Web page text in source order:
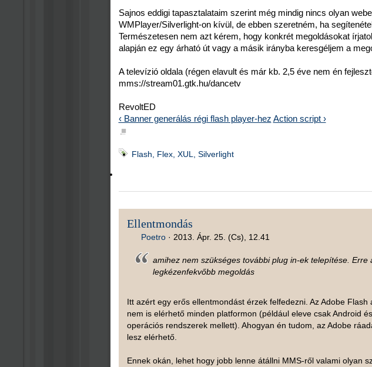
Sajnos eddigi tapasztalataim szerint még mindig nincs olyan
WMPlayer/Silverlight-on kívül, de ebben szeretném, ha
Természetesen nem azt kérem, hogy konkrét megoldásokat
alapján ez egy árható út vagy a másik irányba keresgéljem a
A televízió oldala (régen elavult és már kb. 2,5 éve nem én
mms://stream01.gtk.hu/dancetv
RevoltED
‹ Banner generálás régi flash player-hez Action script ›
■
Flash, Flex, XUL, Silverlight
Ellentmondás
Poetro· 2013. Ápr. 25. (Cs), 12.41
amihez nem szükséges további plug in-ek telepítése.
legkézenfekvőbb megoldás
Itt azért egy erős ellentmondást érzek felfedezni. Az Adobe
nem is elérhető minden platformon (például eleve csak Android
operációs rendszerek mellett). Ahogyan én tudom, az Adobe
lesz elérhető.
Ennek okán, lehet hogy jobb lenne átállni MMS-ről valami olyan